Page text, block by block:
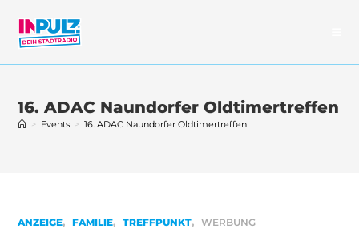
Inhalt
springen
16. ADAC Naundorfer Oldtimertreffen
> Events > 16. ADAC Naundorfer Oldtimertreffen
ANZEIGE FAMILIE TREFFPUNKT WERBUNG